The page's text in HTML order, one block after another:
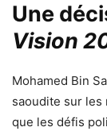
Une
Vision
Mohamed Bin
saoudite sur les
que les défis